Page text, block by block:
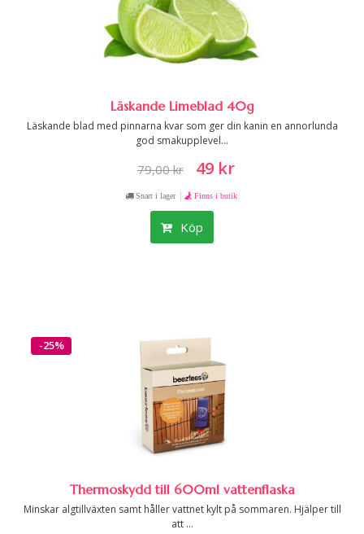
Läskande Limeblad 40g
Läskande blad med pinnarna kvar som ger din kanin en annorlunda
god smakupplevel...
79,00 kr 49 kr
Snart i lager | Finns i butik
Köp
-25%
Thermoskydd till 600ml vattenflaska
Minskar algtillväxten samt håller vattnet kylt på sommaren. Hjälper till
att ...